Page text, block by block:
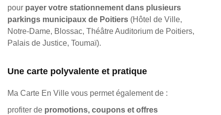
pour payer votre stationnement dans plusieurs
parkings municipaux de Poitiers (Hôtel de Ville,
Notre-Dame, Blossac, Théâtre Auditorium de Poitiers,
Palais de Justice, Toumaï).
Une carte polyvalente et pratique
Ma Carte En Ville vous permet également de :
profiter de promotions, coupons et offres